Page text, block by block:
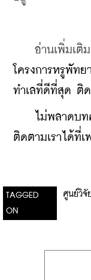
อ่านเพิ่มเติ
โครงการหรูพัท
ทำเลที่ดีที่สุด ติ
ไม่พลาดบทคว
ติดตามเราได้ที่
TAGGED
ON
ศูนย์วิจั